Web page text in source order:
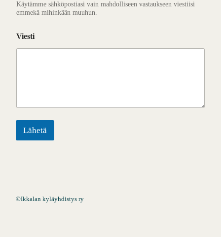
Käytämme sähköpostiasi vain mahdolliseen vastaukseen viestiisi
emmekä mihinkään muuhun.
Viesti
Lähetä
©Ikkalan kyläyhdistys ry